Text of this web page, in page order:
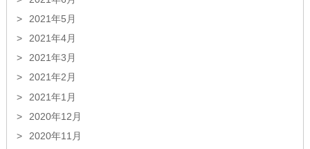
2021年5月
2021年4月
2021年3月
2021年2月
2021年1月
2020年12月
2020年11月